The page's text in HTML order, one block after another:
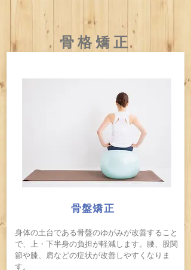
骨格矯正
骨盤矯正
身体の土台である骨盤のゆがみが改善すること
で、上・下半身の負担が軽減します。腰、股関
節や膝、肩などの症状が改善しやすくなりま
す。